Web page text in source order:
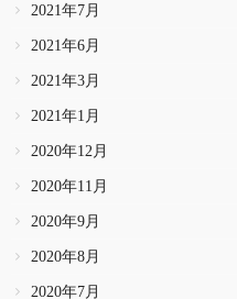
2021年7月
2021年6月
2021年3月
2021年1月
2020年12月
2020年11月
2020年9月
2020年8月
2020年7月